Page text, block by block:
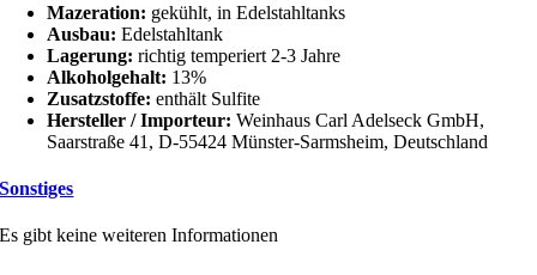
Mazeration: gekühlt, in Edelstahltanks
Ausbau:Edelstahltank
Lagerung: richtig temperiert 2-3 Jahre
Alkoholgehalt: 13%
Zusatzstoffe:enthält Sulfite
Hersteller / Importeur:Weinhaus Carl Adelseck GmbH,
Saarstraße 41, D-55424 Münster-Sarmsheim, Deutschland
Sonstiges
Es gibt keine weiteren Informationen